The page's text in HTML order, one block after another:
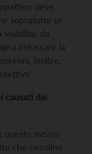
deve
sopratutto se
visibilità; da
indossare la
inoltre,
causati dai
questo mezzo
che circolino